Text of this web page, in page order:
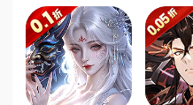
闯关成就感。
版本核心福利
1、创角顶配开局豪礼：
备箱、头像特权卡、可爱包